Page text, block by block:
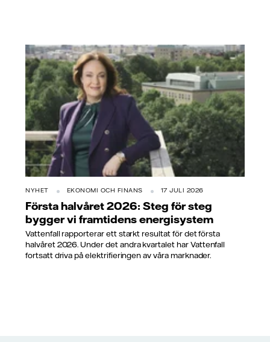
NYHET EKONOMI OCH FINANS 17 JULI 2026
Första halvåret 2026: Steg för steg
bygger vi framtidens energisystem
Vattenfall rapporterar ett starkt resultat för det första
halvåret 2026. Under det andra kvartalet har Vattenfall
fortsatt driva på elektrifieringen av våra marknader.